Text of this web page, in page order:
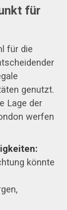
für
für die
genutzt.
Lage der
werfen
könnte